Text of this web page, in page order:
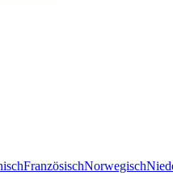
FranzösischNorwegisch